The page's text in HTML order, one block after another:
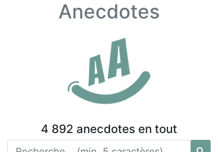
Anecdotes
4 892 anecdotes en tout